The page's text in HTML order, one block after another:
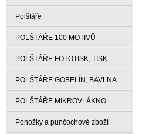
Polštáře
POLŠTÁŘE 100 MOTIVŮ
POLŠTÁŘE FOTOTISK, TISK
POLŠTÁŘE GOBELÍN, BAVLNA
POLŠTÁŘE MIKROVLÁKNO
Ponožky a punčochové zboží